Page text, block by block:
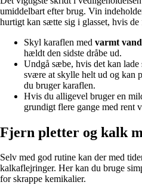
umiddelbart efter brug. Vin
hurtigt kan sætte sig i glasset, hvis
Skyl karaflen med varmt vand
hældt den sidste dråbe ud.
Undgå sæbe, hvis det kan
svære at skylle helt ud og kan
du bruger karaflen.
Hvis du alligevel bruger en
grundigt flere gange med rent
Fjern pletter og kalk
Selv med god rutine kan der med
kalkaflejringer. Her kan du bruge
for skrappe kemikalier.